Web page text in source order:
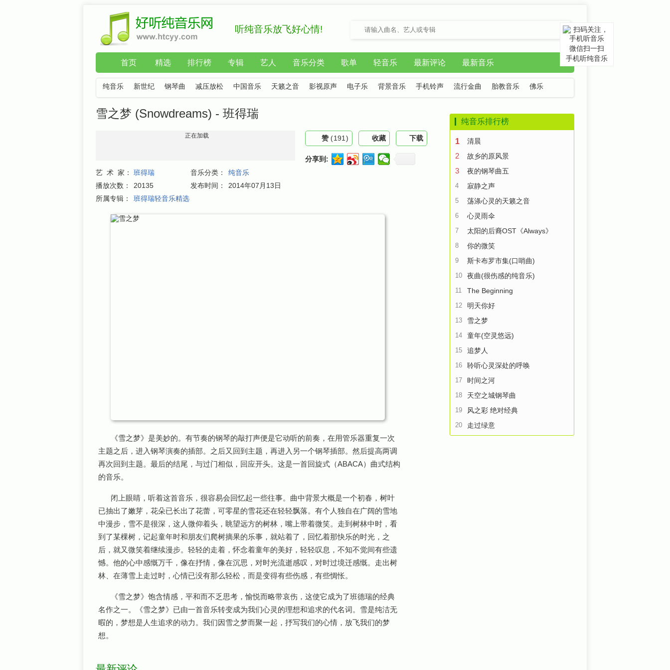
听纯音乐放飞好心情!
首页 精选 排行榜 专辑 艺人 音乐分类 歌单 轻音乐 最新评论 最新音乐
纯音乐 新世纪 钢琴曲 减压放松 中国音乐 天籁之音 影视原声 电子乐 背景音乐 手机铃声 流行金曲 胎教音乐 佛乐
雪之梦 (Snowdreams) - 班得瑞
正在加载
艺 术 家： 班得瑞 音乐分类：
纯音乐
播放次数：
20135 发布时间：
2014年07月13日
所属专辑：
班得瑞轻音乐精选
赞 (191 ) 收藏 下载
分享到:
《雪之梦》是美妙的。有节奏的钢琴的敲打声便是它动听的前奏，在用管乐器重复一次
主题之后，进入钢琴演奏的插部。之后又回到主题，再进入另一个钢琴插部。然后提高两调
再次回到主题。最后的结尾，与过门相似，回应开头。这是一首回旋式（ABACA）曲式结构
的音乐。
闭上眼睛，听着这首音乐，很容易会回忆起一些往事。曲中背景大概是一个初春，树叶
已抽出了嫩芽，花朵已长出了花蕾，可零星的雪花还在轻轻飘落。有个人独自在广阔的雪地
中漫步，雪不是很深，这人微仰着头，眺望远方的树林，嘴上带着微笑。走到树林中时，看
到了某棵树，记起童年时和朋友们爬树摘果的乐事，就站着了，回忆着那快乐的时光，之
后，就又微笑着继续漫步。轻轻的走着，怀念着童年的美好，轻轻叹息，不知不觉间有些遗
憾。他的心中感慨万千，像在抒情，像在沉思，对时光流逝感叹，对时过境迁感慨。走出树
林、在薄雪上走过时，心情已没有那么轻松，而是变得有些伤感，有些惆怅。
《雪之梦》饱含情感，平和而不乏思考，愉悦而略带哀伤，这使它成为了班德瑞的经典
名作之一。《雪之梦》已由一首音乐转变成为我们心灵的理想和追求的代名词。雪是纯洁无
暇的，梦想是人生追求的动力。我们因雪之梦而聚一起，抒写我们的心情，放飞我们的梦
想。
纯音乐排行榜
1 清晨
2 故乡的原风景
3 夜的钢琴曲五
4 寂静之声
5 荡涤心灵的天籁之音
6 心灵雨伞
7 太阳的后裔OST《Always》
8 你的微笑
9 斯卡布罗市集(口哨曲)
10 夜曲(很伤感的纯音乐)
11 The Beginning
12 明天你好
13 雪之梦
14 童年(空灵悠远)
15 追梦人
16 聆听心灵深处的呼唤
17 时间之河
18 天空之城钢琴曲
19 风之彩 绝对经典
20 走过绿意
微信扫一扫
手机听纯音乐